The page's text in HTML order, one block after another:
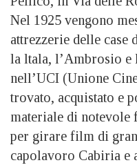
Nel 1925 vengono
attrezzerie delle
la ltala, l’Ambrosio e
nell’UCI (Unione
trovato, acquistato e
materiale di notevole
per girare film di
capolavoro Cabiria e